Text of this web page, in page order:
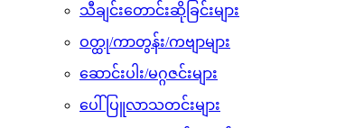
သီချင်းတောင်းဆိုခြင်းများ
ဝတ္ထု/ကာတွန်း/ကဗျာများ
ဆောင်းပါး/မဂ္ဂဇင်းများ
ပေါ်ပြူလာသတင်းများ